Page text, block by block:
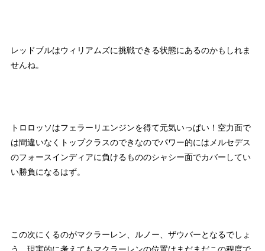
レッドブルはウィリアムズに挑戦できる状態にあるのかもしれま
せんね。
トロロッソはフェラーリエンジンを得て元気いっぱい！空力面で
は間違いなくトップクラスのできなのでパワー的にはメルセデス
のフォースインディアに負けるもののシャシー面でカバーしてい
い勝負になるはず。
この次にくるのがマクラーレン、ルノー、ザウバーとなるでしょ